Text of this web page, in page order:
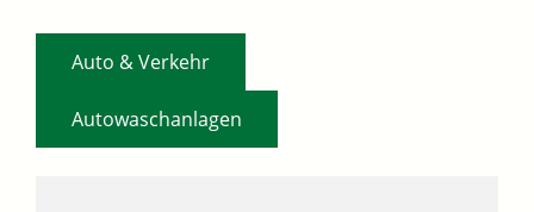
Auto & Verkehr
Autowaschanlagen